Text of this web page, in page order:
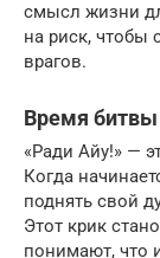
смысл жизни
на риск, чтобы
врагов.
Время битвы
«Ради Айу!» —
Когда
поднять свой
Этот крик
понимают, что